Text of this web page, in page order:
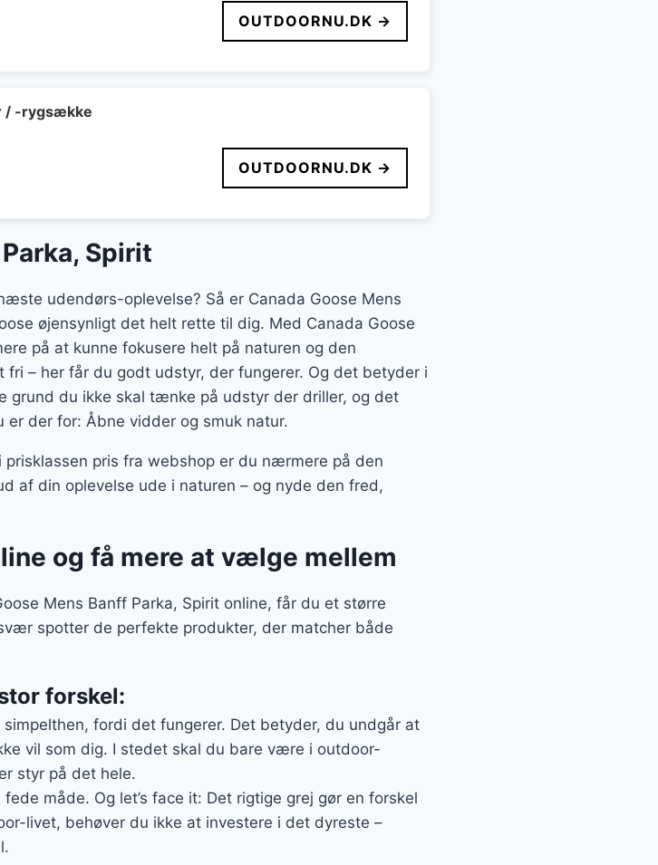
OUTDOORNU.DK →
/ -rygsække
OUTDOORNU.DK →
Spirit
udendørs-oplevelse? Så er Canada Goose Mens
øjensynligt det helt rette til dig. Med Canada Goose
på at kunne fokusere helt på naturen og den
– her får du godt udstyr, der fungerer. Og det betyder i
grund du ikke skal tænke på udstyr der driller, og det
der for: Åbne vidder og smuk natur.
pris fra webshop er du nærmere på den
af din oplevelse ude i naturen – og nyde den fred,
og få mere at vælge mellem
Mens Banff Parka, Spirit online, får du et større
spotter de perfekte produkter, der matcher både
forskel:
fordi det fungerer. Det betyder, du undgår at
vil som dig. I stedet skal du bare være i outdoor-
styr på det hele.
måde. Og let’s face it: Det rigtige grej gør en forskel
livet, behøver du ikke at investere i det dyreste –